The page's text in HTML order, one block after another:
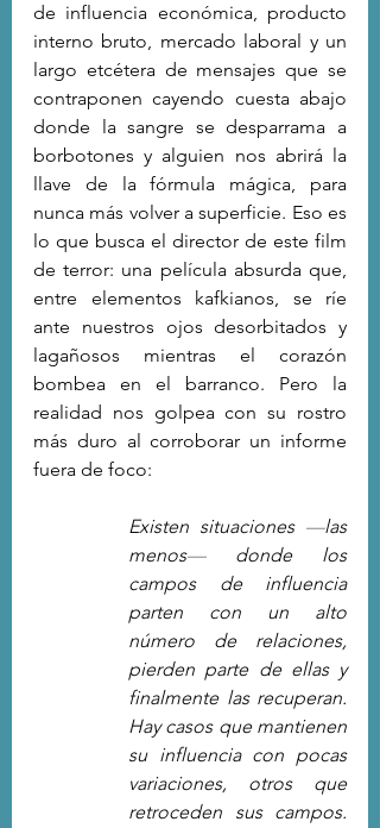
de influencia económica, producto
interno bruto, mercado laboral y un
largo etcétera de mensajes que se
contraponen cayendo cuesta abajo
donde la sangre se desparrama a
borbotones y alguien nos abrirá la
llave de la fórmula mágica, para
nunca más volver a superficie. Eso es
lo que busca el director de este film
de terror: una película absurda que,
entre elementos kafkianos, se ríe
ante nuestros ojos desorbitados y
lagañosos mientras el corazón
bombea en el barranco. Pero la
realidad nos golpea con su rostro
más duro al corroborar un informe
fuera de foco:
Existen situaciones —las
menos— donde los
campos de influencia
parten con un alto
número de relaciones,
pierden parte de ellas y
finalmente las recuperan.
Hay casos que mantienen
su influencia con pocas
variaciones, otros que
retroceden sus campos.